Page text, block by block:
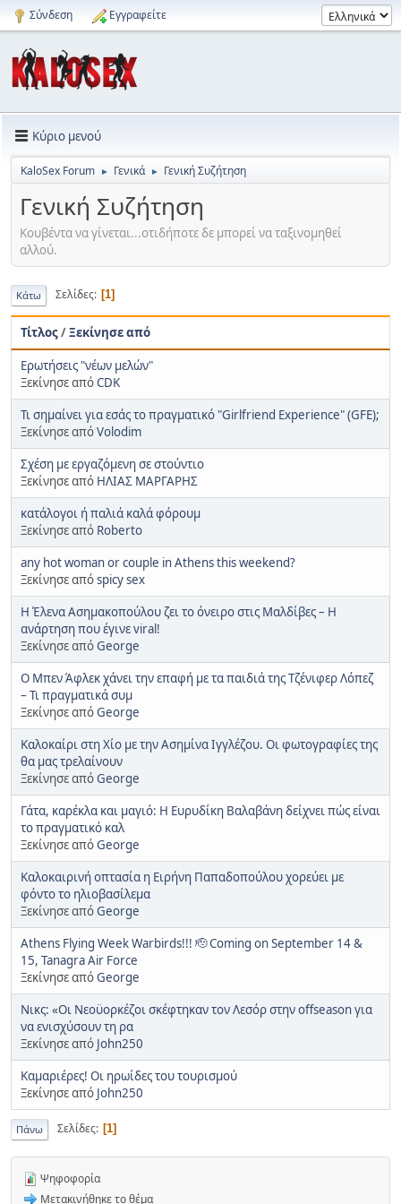
Σύνδεση Εγγραφείτε
Κύριο μενού
KaloSex Forum ► Γενικά ► Γενική Συζήτηση
Γενική Συζήτηση
Κουβέντα να γίνεται...οτιδήποτε δε μπορεί να ταξινομηθεί
αλλού.
Κάτω Σελίδες 1
Τίτλος/Ξεκίνησε από
Ερωτήσεις "νέων μελών"
Ξεκίνησε απόCDK
Τι σημαίνει για εσάς το πραγματικό "Girlfriend Experience" (GFE);
Ξεκίνησε απόVolodim
Σχέση με εργαζόμενη σε στούντιο
Ξεκίνησε από ΗΛΙΑΣ ΜΑΡΓΑΡΗΣ
κατάλογοι ή παλιά καλά φόρουμ
Ξεκίνησε από Roberto
any hot woman or couple in Athens this weekend?
Ξεκίνησε απόspicy sex
Η Έλενα Ασημακοπούλου ζει το όνειρο στις Μαλδίβες – Η
ανάρτηση που έγινε viral!
Ξεκίνησε απόGeorge
Ο Μπεν Άφλεκ χάνει την επαφή με τα παιδιά της Τζένιφερ Λόπεζ
– Τι πραγματικά συμ
Ξεκίνησε απόGeorge
Καλοκαίρι στη Χίο με την Ασημίνα Ιγγλέζου. Οι φωτογραφίες της
θα μας τρελαίνουν
Ξεκίνησε απόGeorge
Γάτα, καρέκλα και μαγιό: Η Ευρυδίκη Βαλαβάνη δείχνει πώς είναι
το πραγματικό καλ
Ξεκίνησε απόGeorge
Καλοκαιρινή οπτασία η Ειρήνη Παπαδοπούλου χορεύει με
φόντο το ηλιοβασίλεμα
Ξεκίνησε απόGeorge
Athens Flying Week Warbirds!!! 🫡 Coming on September 14 &
15, Tanagra Air Force
Ξεκίνησε απόGeorge
Νικς: «Οι Νεοϋορκέζοι σκέφτηκαν τον Λεσόρ στην offseason για
να ενισχύσουν τη ρα
Ξεκίνησε από John250
Καμαριέρες! Οι ηρωίδες του τουρισμού
Ξεκίνησε από John250
Πάνω Σελίδες 1
Ψηφοφορία
Μετακινήθηκε το θέμα